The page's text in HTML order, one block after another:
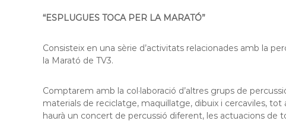
d
e
l
r
e
o
a
ó
d
'
“ESPLUGUES TOCA PER LA MARATÓ”
Consisteix en una sèrie d’activitats relacionades amb la
la Marató de TV3.
Comptarem amb la col·laboració d’altres grups de
materials de reciclatge, maquillatge, dibuix i cercaviles,
haurà un concert de percussió diferent, les actuacions de